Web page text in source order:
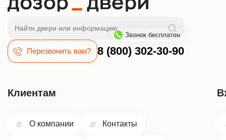
Клиентам
О компании Контакты
Поиск
Перезвонить вам? 8 (800) 302-30-90
Звонок бесплатен